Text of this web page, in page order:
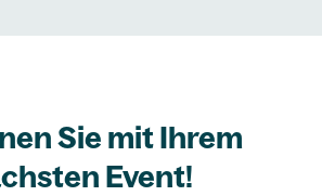
Sie mit Ihrem
Event!